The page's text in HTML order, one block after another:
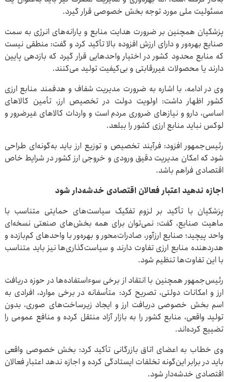
مسئولیت ملی مورد توجه بخش خصوصی قرار گیرد.
پزشکیان همچنین بر ضرورت هدایت منابع و یارانه‌های انرژی به سمت
صنایع بهره‌ور و دارای ارزش افزوده بالا تأکید کرد و گفت: منطقی نیست
که منابع محدود کشور در اختیار واحدهایی قرار گیرد که بازدهی پایین
دارند یا محصولات غیررقابتی و بی‌کیفیت تولید می‌کنند.
وی در ادامه، با اشاره به ضرورت مدیریت شفاف و هدفمند منابع ارزی
کشور اظهار داشت: اولویت دولت در تخصیص ارز، تأمین کالاهای
اساسی، دارو و نیازهای ضروری مردم است و واردات کالاهای غیرضرور و
لوکس نباید منابع ارزی کشور را ببلعد.
رئیس‌جمهور افزود: فرآیند تخصیص و توزیع ارز باید به‌گونه‌ای طراحی
شود که امکان مدیریت دقیق ورودی و خروجی ارز کشور در شرایط خاص
اقتصادی فراهم باشد.
اجازه ندهید اعتبار فعالان اقتصادی خدشه‌دار شود
پزشکیان با تأکید بر لزوم تفکیک سیاست‌های حمایتی متناسب با
ماهیت صنایع، گفت: نمی‌توان برای همه بخش‌های صنعتی نسخه‌ای
واحد پیچید؛ صنایع ارزآور، صادرات‌محور و بهره‌ور با واحدهای کم‌بازده و
هدردهنده منابع ارزی تفاوت دارند و سیاست‌گذاری‌ها نیز باید متناسب
با این تفاوت‌ها تنظیم شود.
رئیس‌جمهور همچنین با انتقاد از برخی سوءاستفاده‌ها در حوزه دریافت
ارز و امکانات دولتی، تصریح کرد: متأسفانه در برخی موارد، افرادی به
اسم بخش خصوصی دریافت ارز و ایجاد زیرساخت‌های صوری، بدون
تولید واقعی، منابع کشور را به بازار آزاد منتقل کرده و منافع عمومی را
تضییع کرده‌اند.
وی خطاب به اعضای اتاق بازرگانی تأکید کرد: بخش خصوصی واقعی
باید در برابر این‌گونه تخلفات ایستادگی کرده و اجازه ندهد اعتبار فعالان
اقتصادی خدشه‌دار شود.